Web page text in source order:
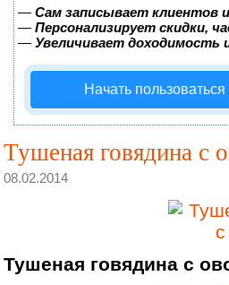
—Сам записывает клиентов
—Персонализирует скидки,
—Увеличивает
Начать
Тушеная говядина с
08.02.2014
Тушеная говядина с